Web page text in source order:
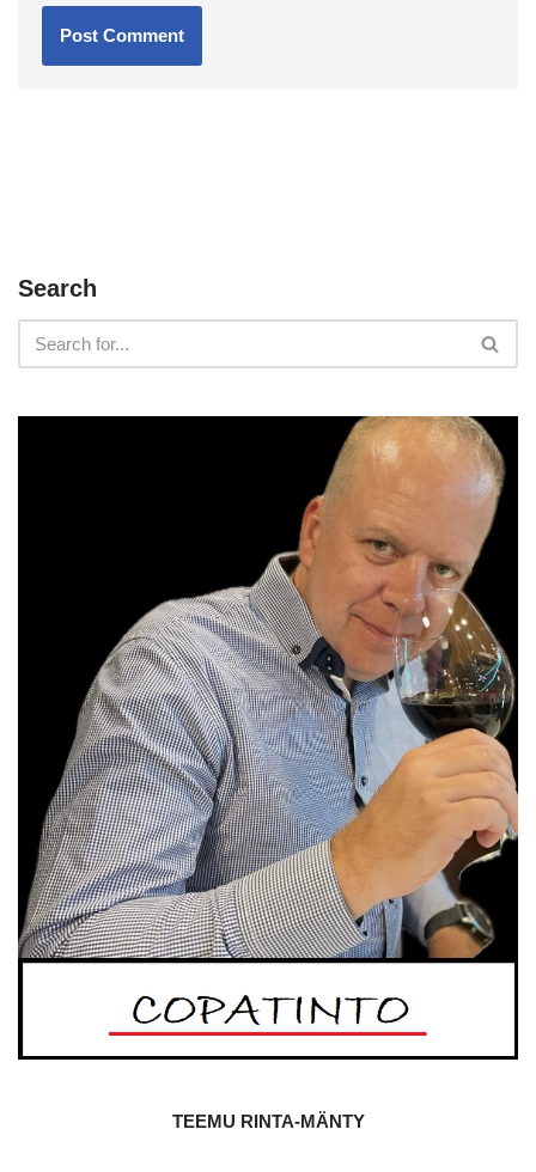
Search
TEEMU RINTA-MÄNTY